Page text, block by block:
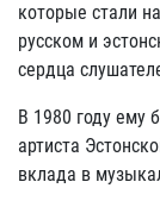
которые стали
русском и
сердца
В 1980 году ему
артиста
вклада в